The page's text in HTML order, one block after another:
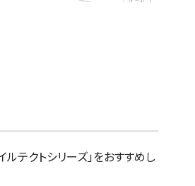
テクトシリーズ」をおすすめし